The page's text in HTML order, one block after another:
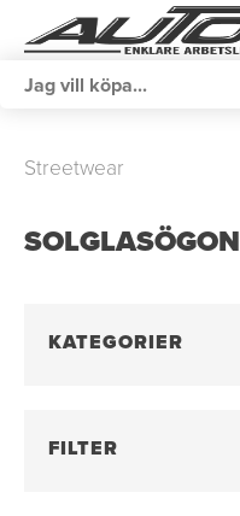
Streetwear
SOLGLASÖGON
KATEGORIER
FILTER